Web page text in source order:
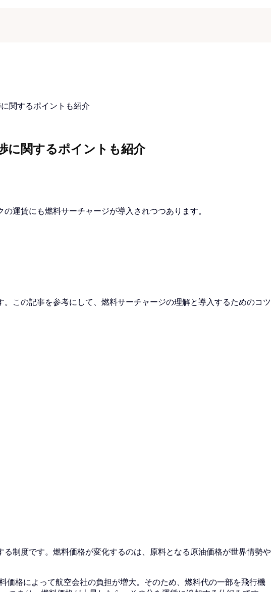
関するポイントも紹介
に関するポイントも紹介
運賃にも燃料サーチャージが導入されつつあります。
この記事を参考にして、燃料サーチャージの理解と導入するためのコツ
制度です。燃料価格が変化するのは、原料となる原油価格が世界情勢や
格によって航空会社の負担が増大。そのため、燃料代の一部を飛行機